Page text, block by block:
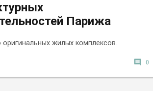
Парижа
жилых комплексов.
comment 0